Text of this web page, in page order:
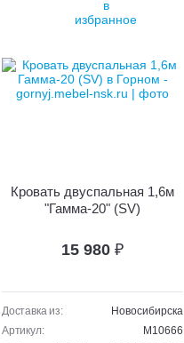
Кровать двуспальная 1,6м
"Гамма-20" (SV)
15 980 ₽
Доставка из:
Новосибирска
Артикул:
M10666